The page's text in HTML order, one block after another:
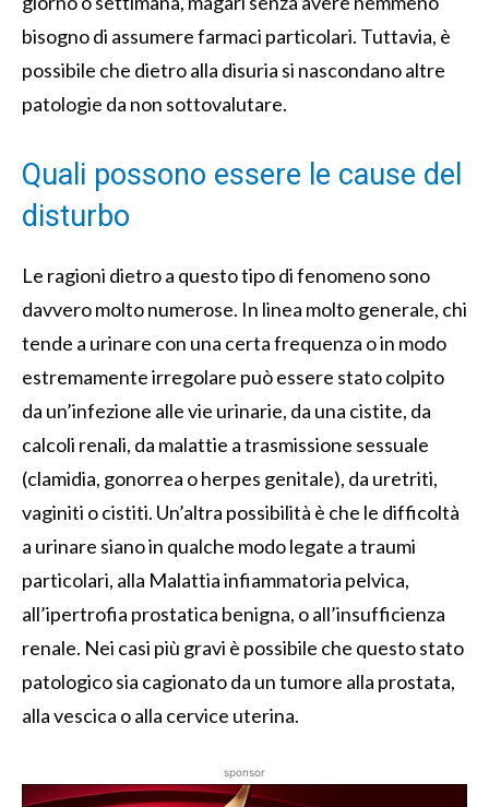
bisogno di assumere farmaci particolari. Tuttavia, è
possibile che dietro alla disuria si nascondano altre
patologie da non sottovalutare.
Quali possono essere le cause del
disturbo
Le ragioni dietro a questo tipo di fenomeno sono
davvero molto numerose. In linea molto generale, chi
tende a urinare con una certa frequenza o in modo
estremamente irregolare può essere stato colpito
da un’infezione alle vie urinarie, da una cistite, da
calcoli renali, da malattie a trasmissione sessuale
(clamidia, gonorrea o herpes genitale), da uretriti,
vaginiti o cistiti. Un’altra possibilità è che le difficoltà
a urinare siano in qualche modo legate a traumi
particolari, alla Malattia infiammatoria pelvica,
all’ipertrofia prostatica benigna, o all’insufficienza
renale. Nei casi più gravi è possibile che questo stato
patologico sia cagionato da un tumore alla prostata,
alla vescica o alla cervice uterina.
sponsor